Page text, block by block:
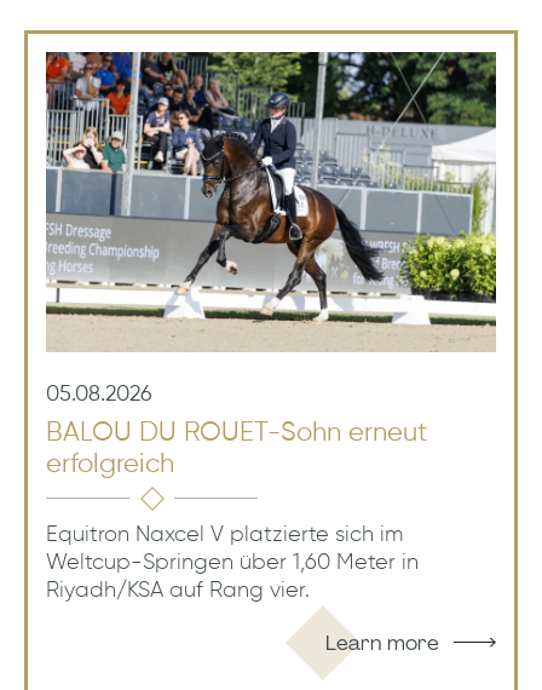
05.08.2026
BALOU DU ROUET-Sohn erneut
erfolgreich
Equitron Naxcel V platzierte sich im
Weltcup-Springen über 1,60 Meter in
Riyadh/KSA auf Rang vier.
Learn more